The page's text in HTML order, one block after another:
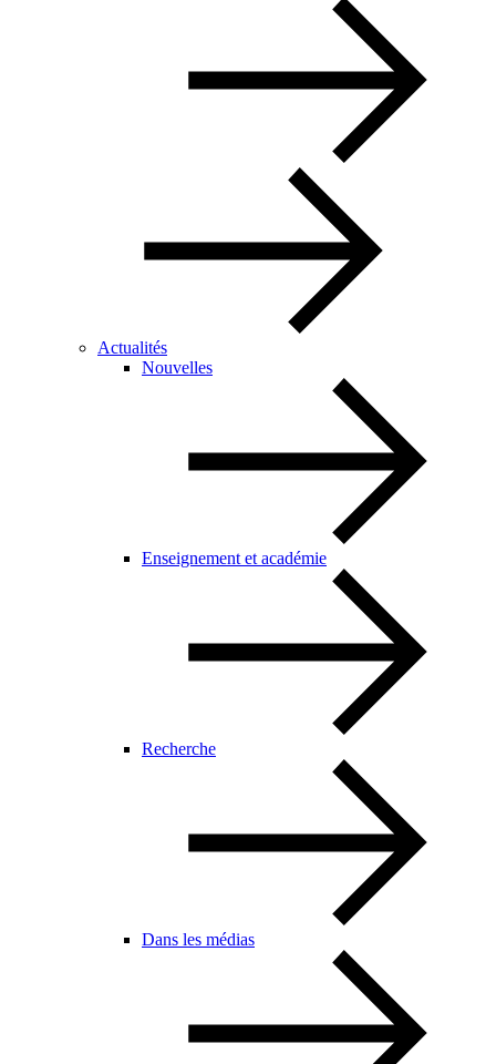
Actualités
Nouvelles
Enseignement et académie
Recherche
Dans les médias